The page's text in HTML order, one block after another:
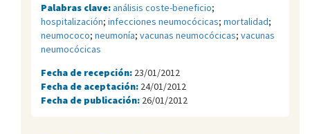
Palabras clave:análisis coste-beneficio;
hospitalización; infecciones neumocócicas; mortalidad;
neumococo; neumonía; vacunas neumocócicas; vacunas
neumocócicas
Fecha de recepción: 23/01/2012
Fecha de aceptación: 24/01/2012
Fecha de publicación: 26/01/2012